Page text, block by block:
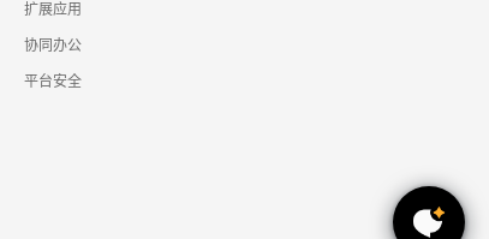
扩展应用
协同办公
平台安全